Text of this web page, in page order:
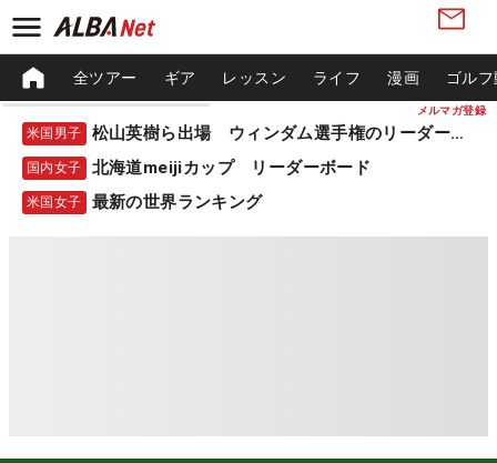
メルマガ登録
全ツアー ギア レッスン ライフ 漫画 ゴル
米国男子 松山英樹ら出場 ウィンダム選手権のリーダーボード
国内女子 北海道meijiカップ リーダーボード
米国女子 最新の世界ランキング